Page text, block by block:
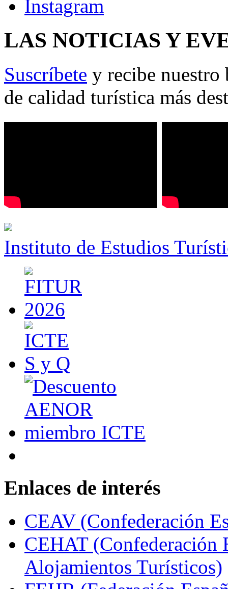
LAS NOTICIAS Y
Suscríbete y recibe nuestro
de calidad turística más
Instituto de Estudios
Enlaces de interés
CEAV (Confederación
CEHAT (Confederación
Alojamientos Turísticos)